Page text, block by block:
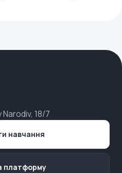
18/7
навчання
платформу